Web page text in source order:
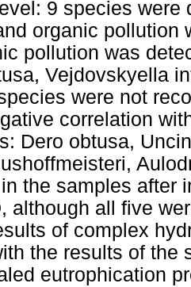
9 species were
organic pollution
pollution was
Vejdovskyella
were not
correlation
Dero obtusa,
the samples after
although all five
of complex
the results of the
eutrophication